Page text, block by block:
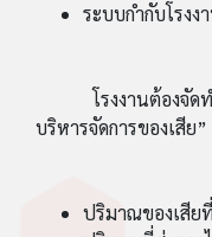
ระบบกำกับโรงง
โรงงานต้องจัด
บริหารจัดการของเสีย
ปริมาณของเสีย